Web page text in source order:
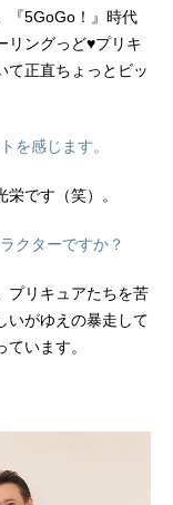
『5GoGo！』時代
リングっど♥プリキ
て正直ちょっとビッ
を感じます。
です（笑）。
クターですか？
プリキュアたちを苦
いがゆえの暴走して
います。